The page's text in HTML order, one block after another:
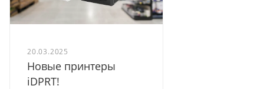
20.03.2025
Новые принтеры
iDPRT!